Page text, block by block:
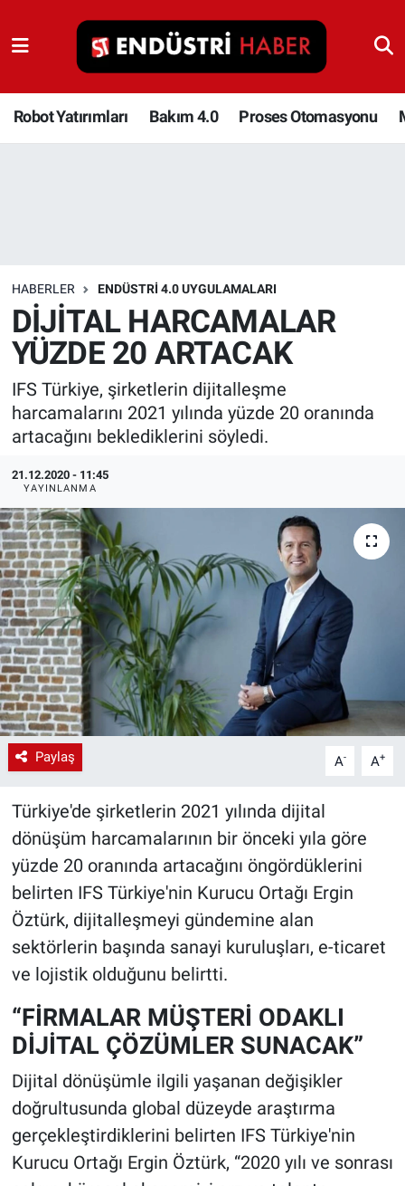
Robot Yatırımları Bakım 4.0 Proses Otomasyonu
HABERLER ENDÜSTRI 4.0 UYGULAMALARI
DİJİTAL HARCAMALAR
YÜZDE 20 ARTACAK
IFS Türkiye, şirketlerin dijitalleşme
harcamalarını 2021 yılında yüzde 20 oranında
artacağını beklediklerini söyledi.
21.12.2020 - 11:45
YAYINLANMA
Paylaş A- A+
Türkiye'de şirketlerin 2021 yılında dijital
dönüşüm harcamalarının bir önceki yıla göre
yüzde 20 oranında artacağını öngördüklerini
belirten IFS Türkiye'nin Kurucu Ortağı Ergin
Öztürk, dijitalleşmeyi gündemine alan
sektörlerin başında sanayi kuruluşları, e-ticaret
ve lojistik olduğunu belirtti.
“FİRMALAR MÜŞTERİ ODAKLI
DİJİTAL ÇÖZÜMLER SUNACAK”
Dijital dönüşümle ilgili yaşanan değişikler
doğrultusunda global düzeyde araştırma
gerçekleştirdiklerini belirten IFS Türkiye'nin
Kurucu Ortağı Ergin Öztürk, “2020 yılı ve sonrası
Robot Yatırımları
Bakım 4.0
Depolama Çözümleri
İnşaat ve Malzeme
HaberOrtak
EndüstriST
Enerjisini Üreten Fabrikalar
Endüstri 4.0 Uygulamaları
Ağır Sanayi Çözümleri